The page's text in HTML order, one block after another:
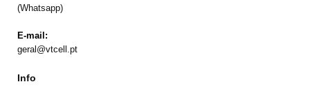
(Whatsapp)
E-mail:
geral@vtcell.pt
Info